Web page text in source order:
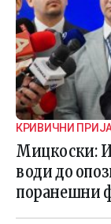
КРИВИЧНИ
ИСТРАГАТА
Мицкоски:
води до
поранешни